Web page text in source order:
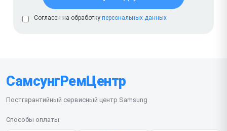
Согласен на обработку персональных данных
СамсунгРемЦентр
Постгарантийный сервисный центр Samsung
Способы оплаты